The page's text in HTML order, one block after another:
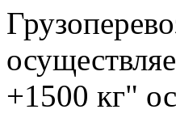
+1500 кг"